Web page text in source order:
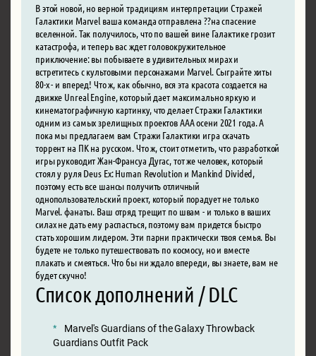
В этой новой, но верной традициям интерпретации Стражей
Галактики Marvel ваша команда отправлена ??на спасение
вселенной. Так получилось, что по вашей вине Галактике грозит
катастрофа, и теперь вас ждет головокружительное
приключение: вы побываете в удивительных мирах и
встретитесь с культовыми персонажами Marvel. Сыграйте хиты
80-х - и вперед! Что ж, как обычно, вся эта красота создается на
движке Unreal Engine, который дает максимально яркую и
кинематографичную картинку, что делает Стражи Галактики
одним из самых зрелищных проектов ААА осени 2021 года. А
пока мы предлагаем вам Стражи Галактики игра скачать
торрент на ПК на русском. Что ж, стоит отметить, что разработкой
игры руководит Жан-Франсуа Дугас, тот же человек, который
стоял у руля Deus Ex: Human Revolution и Mankind Divided,
поэтому есть все шансы получить отличный
однопользовательский проект, который порадует не только
Marvel. фанаты. Ваш отряд трещит по швам - и только в ваших
силах не дать ему распасться, поэтому вам придется быстро
стать хорошим лидером. Эти парни практически твоя семья. Вы
будете не только путешествовать по космосу, но и вместе
плакать и смеяться. Что бы ни ждало впереди, вы знаете, вам не
будет скучно!
Список дополнений / DLC
Marvel's Guardians of the Galaxy Throwback
Guardians Outfit Pack